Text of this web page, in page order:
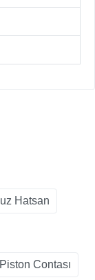
Hatsan
Contası